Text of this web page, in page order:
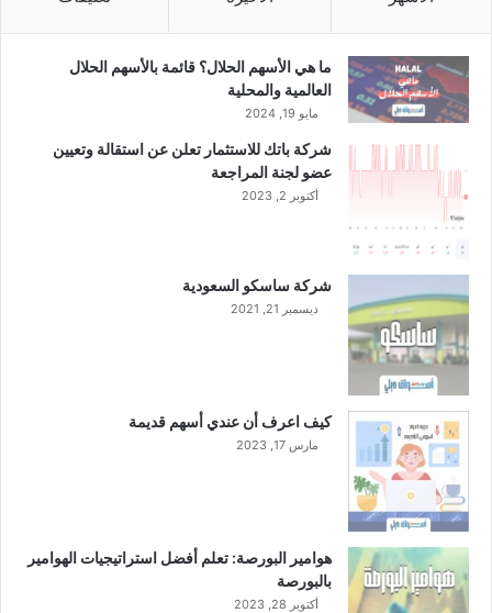
ما هي الأسهم الحلال؟ قائمة بالأسهم الحلال
العالمية والمحلية
مايو 19, 2024
شركة باتك للاستثمار تعلن عن استقالة وتعيين
عضو لجنة المراجعة
أكتوبر 2, 2023
شركة ساسكو السعودية
ديسمبر 21, 2021
كيف اعرف أن عندي أسهم قديمة
مارس 17, 2023
هوامير البورصة: تعلم أفضل استراتيجيات الهوامير
بالبورصة
أكتوبر 28, 2023